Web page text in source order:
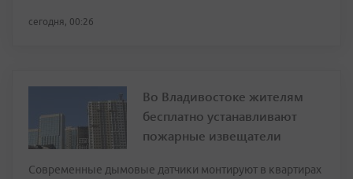
сегодня, 00:26
Во Владивостоке жителям
бесплатно устанавливают
пожарные извещатели
Современные дымовые датчики монтируют в квартирах